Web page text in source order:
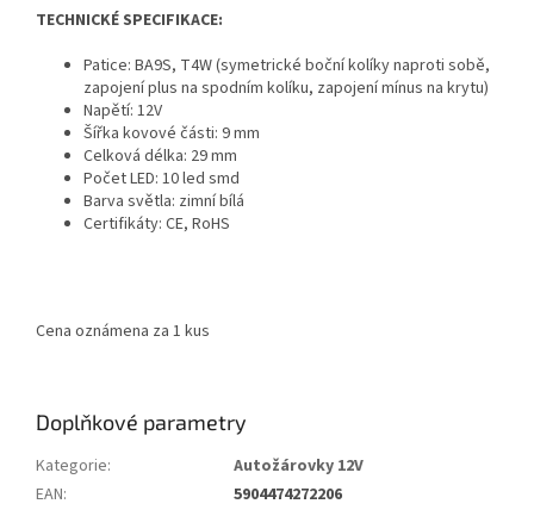
TECHNICKÉ SPECIFIKACE:
Patice: BA9S, T4W (symetrické boční kolíky naproti sobě,
zapojení plus na spodním kolíku, zapojení mínus na krytu)
Napětí: 12V
Šířka kovové části: 9 mm
Celková délka: 29 mm
Počet LED: 10 led smd
Barva světla: zimní bílá
Certifikáty: CE, RoHS
Cena oznámena za 1 kus
Doplňkové parametry
Kategorie:
Autožárovky 12V
EAN:
5904474272206